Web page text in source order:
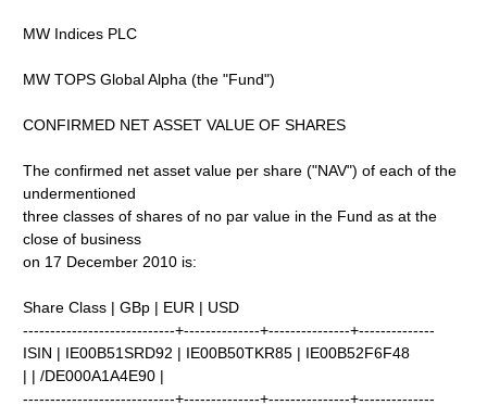
MW Indices PLC
MW TOPS Global Alpha (the "Fund")
CONFIRMED NET ASSET VALUE OF SHARES
The confirmed net asset value per share ("NAV") of each of the
undermentioned
three classes of shares of no par value in the Fund as at the
close of business
on 17 December 2010 is:
Share Class | GBp | EUR | USD
----------------------------+--------------+---------------+--------------
ISIN | IE00B51SRD92 | IE00B50TKR85 | IE00B52F6F48
| | /DE000A1A4E90 |
----------------------------+--------------+---------------+--------------